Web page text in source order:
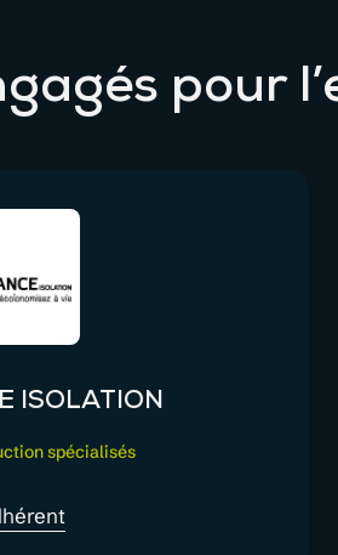
pour
ISOLATION
spécialisés